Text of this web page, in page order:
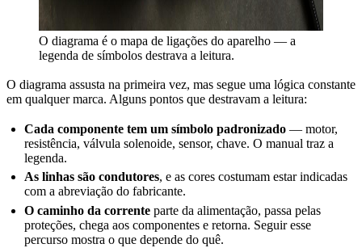
O diagrama é o mapa de ligações do aparelho — a
legenda de símbolos destrava a leitura.
O diagrama assusta na primeira vez, mas segue uma lógica constante
em qualquer marca. Alguns pontos que destravam a leitura:
Cada componente tem um símbolo padronizado — motor,
resistência, válvula solenoide, sensor, chave. O manual traz a
legenda.
As linhas são condutores, e as cores costumam estar indicadas
com a abreviação do fabricante.
O caminho da corrente parte da alimentação, passa pelas
proteções, chega aos componentes e retorna. Seguir esse
percurso mostra o que depende do quê.